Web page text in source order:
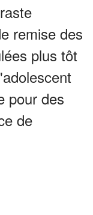
remise des
plus tôt
pour des
de